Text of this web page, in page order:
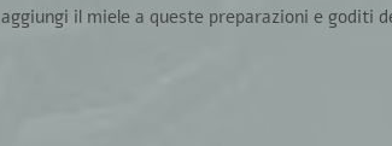
aggiungi il miele a queste preparazioni e goditi